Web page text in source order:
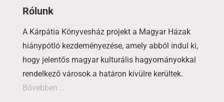
Rólunk
A Kárpátia Könyvesház projekt a Magyar Házak
hiánypótló kezdeményezése, amely abból indul ki,
hogy jelentős magyar kulturális hagyományokkal
rendelkező városok a határon kívülre kerültek.
Bővebben …